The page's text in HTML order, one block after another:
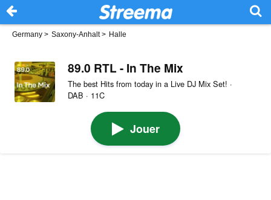
Germany > Saxony-Anhalt> Halle
89.0 RTL - In The Mix
The best Hits from today in a Live DJ Mix Set! ·
DAB · 11C
Jouer